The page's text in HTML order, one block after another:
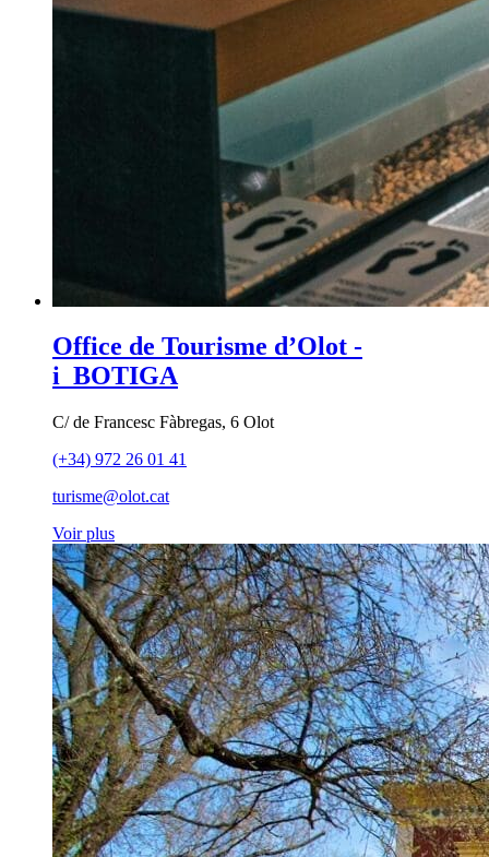
Office de Tourisme d’Olot -
i_BOTIGA
C/ de Francesc Fàbregas, 6 Olot
(+34) 972 26 01 41
turisme@olot.cat
Voir plus